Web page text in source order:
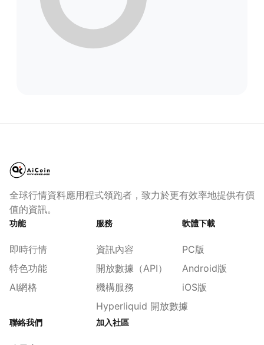
全球行情資料應用程式領跑者，致力於更有效率地提供有價
值的資訊。
功能
即時行情
特色功能
AI網格
服務
資訊內容
開放數據（API）
機構服務
Hyperliquid 開放數據
軟體下載
PC版
Android版
iOS版
聯絡我們 加入社區